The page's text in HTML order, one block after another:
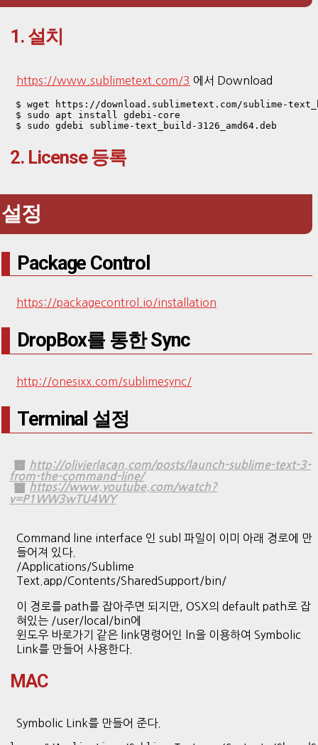
1. 설치
https://www.sublimetext.com/3 에서 Download
$ wget https://download.sublimetext.com/sublime-
$ sudo apt install gdebi-core
$ sudo gdebi sublime-text_build-3126_amd64.deb
2. License 등록
설정
Package Control
https://packagecontrol.io/installation
DropBox를 통한 Sync
http://onesixx.com/sublimesync/
Terminal 설정
http://olivierlacan.com/posts/launch-sublime-text-3-
from-the-command-line/
https://www.youtube.com/watch?
v=P1WW3wTU4WY
Command line interface 인 subl 파일이 이미 아래 경로에 만
들어져 있다.
/Applications/Sublime
Text.app/Contents/SharedSupport/bin/
이 경로를 path를 잡아주면 되지만, OSX의 default path로 잡
혀있는 /user/local/bin에
윈도우 바로가기 같은 link명령어인 ln을 이용하여 Symbolic
Link를 만들어 사용한다.
MAC
Symbolic Link를 만들어 준다.